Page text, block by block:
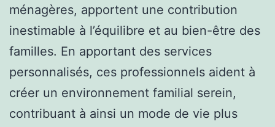
ménagères, apportent une contribution
inestimable à l’équilibre et au bien-être des
familles. En apportant des services
personnalisés, ces professionnels aident à
créer un environnement familial serein,
contribuant à ainsi un mode de vie plus